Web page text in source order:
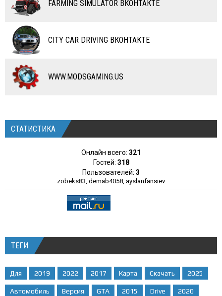
КАРТЫ
ЧИТЫ
ПРОГРАММЫ
РАЗНОЕ
FARMING SIMULATOR ВКОНТАКТЕ
CITY CAR DRIVING ВКОНТАКТЕ
WWW.MODSGAMING.US
СТАТИСТИКА
Онлайн всего: 321
Гостей: 318
Пользователей: 3
zobeks83, demab4058, ayslanfansiev
ТЕГИ
Для 2019 2022 2017 Карта Скачать 2025
Автомобиль Версия GTA 2015 Drive 2020